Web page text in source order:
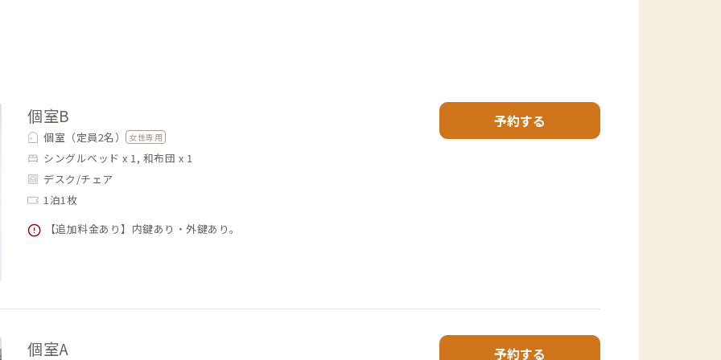
個室B
個室（定員2名） 女性専用
シングルベッド x 1, 和布団 x 1
デスク/チェア
1泊1枚
【追加料金あり】内鍵あり・外鍵あり。
予約する
個室A 予約する